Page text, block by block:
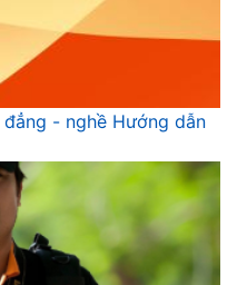
- nghề Hướng dẫn